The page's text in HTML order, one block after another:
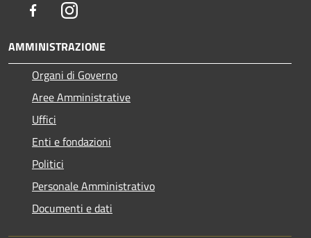
FacebookInstagram
AMMINISTRAZIONE
Organi di Governo
Aree Amministrative
Uffici
Enti e fondazioni
Politici
Personale Amministrativo
Documenti e dati